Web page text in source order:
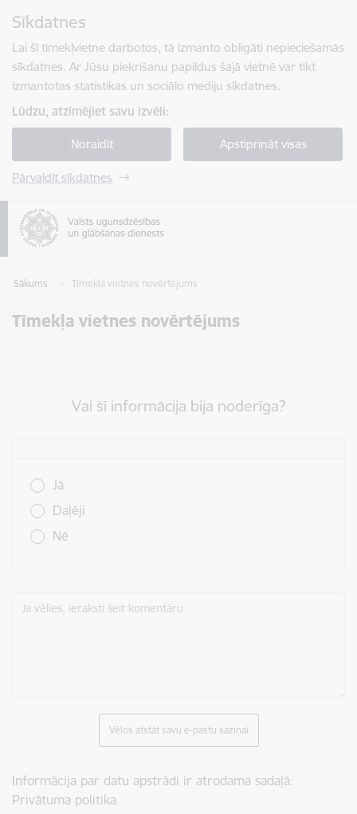
Sīkdatnes
Lai šī tīmekļvietne darbotos, tā izmanto obligāti nepieciešamās
sīkdatnes. Ar Jūsu piekrišanu papildus šajā vietnē var tikt
izmantotas statistikas un sociālo mediju sīkdatnes.
Lūdzu, atzīmējiet savu izvēli:
Noraidīt Apstiprināt visas
Pārvaldīt sīkdatnes
Sākums Tīmekļa vietnes novērtējums
Tīmekļa vietnes novērtējums
Vai šī informācija bija noderīga?
Jā
Daļēji
Nē
Ja vēlies, ieraksti šeit komentāru
Vēlos atstāt savu e-pastu saziņai
Informācija par datu apstrādi ir atrodama sadaļā:
Privātuma politika